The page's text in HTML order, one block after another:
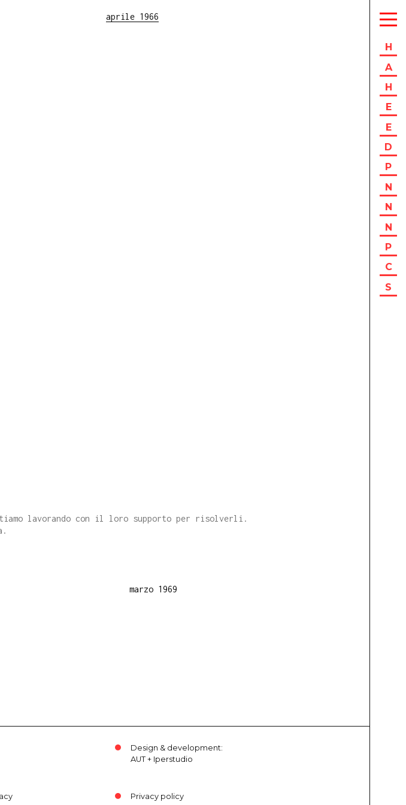
aprile 1966
H
A
H
E
E
D
P
N
N
N
P
C
S
lavorando con il loro supporto per risolverli.
marzo 1969
Design & development:
AUT+ Iperstudio
Privacy policy